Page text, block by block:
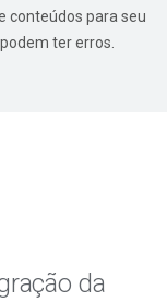
conteúdos para seu
ter erros.
da